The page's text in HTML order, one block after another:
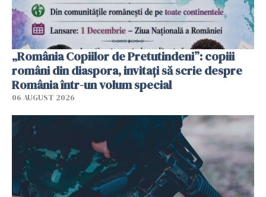
„România Copiilor de Pretutindeni”: copiii
români din diaspora, invitați să scrie despre
România într-un volum special
06 AUGUST 2026